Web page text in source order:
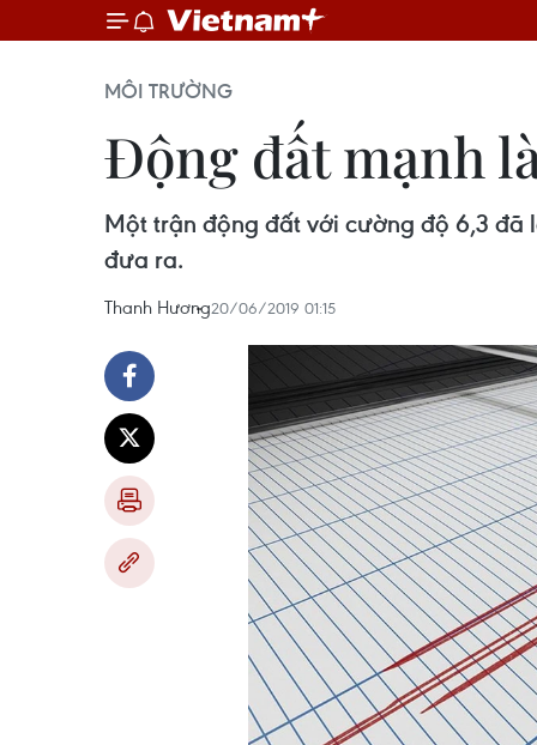
MÔI TRƯỜNG
Động đất mạnh
Một trận động đất với cường độ 6,3 đã
đưa ra.
Thanh Hương20/06/2019 01:15